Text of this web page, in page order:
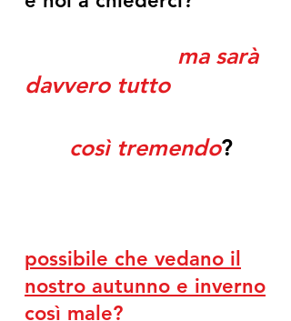
ma sarà
davvero tutto
così tremendo?
possibile che vedano il
nostro autunno e inverno
così male?